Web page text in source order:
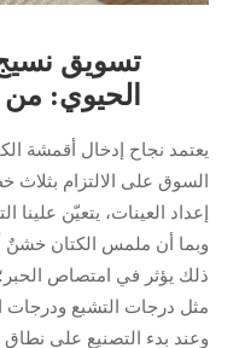
تسويق
الحيوي: من
يعتمد نجاح إدخال أقمشة
السوق على الالتزام بثلاث
إعداد العينات، يتعيّن علينا
وبما أن ملمس الكتان خشنٌ
ذلك يؤثر في امتصاص
مثل درجات التشبع ودرجات
وعند بدء التصنيع على